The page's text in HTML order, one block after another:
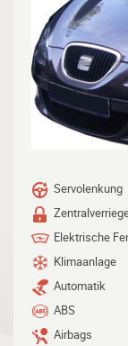
Servolenkung
Elektrische
Klimaanlage
Automatik
ABS
Airbags